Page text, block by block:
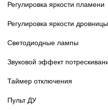
Регулировка яркости пламени
Регулировка яркости дровницы
Светодиодные лампы
Звуковой эффект
Таймер отключения
Пульт ДУ